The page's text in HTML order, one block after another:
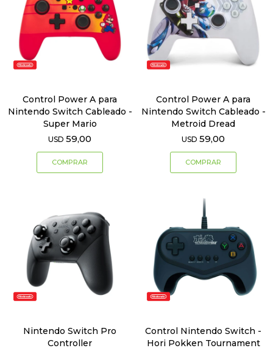
Control Power A para
Nintendo Switch Cableado -
Super Mario
USD 59,00
Control Power A para
Nintendo Switch Cableado -
Metroid Dread
USD 59,00
Nintendo Switch Pro
Controller
Control Nintendo Switch -
Hori Pokken Tournament